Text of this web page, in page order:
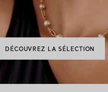
DÉCOUVREZ LA SÉLECTION